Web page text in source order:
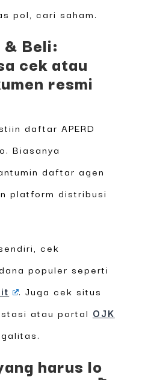
pol, cari saham.
Beli:
cek atau
resmi
daftar APERD
Biasanya
daftar agen
platform distribusi
cek
populer seperti
. Juga cek situs
atau portal OJK
harus lo